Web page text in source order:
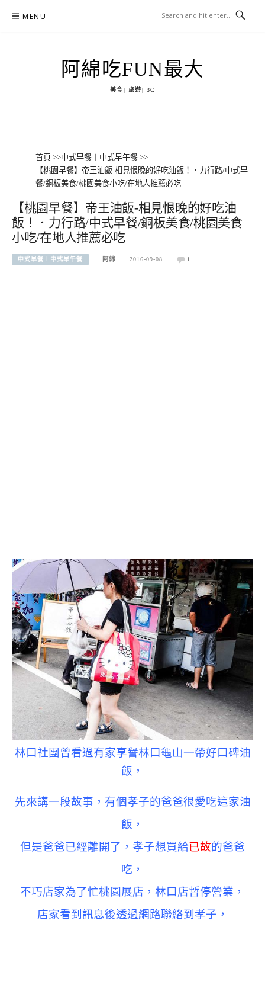
MENU
阿綿吃FUN最大
美食| 旅遊| 3C
首頁 >>中式早餐︱中式早午餐 >>
【桃園早餐】帝王油飯‬-相見恨晚的好吃油飯！．力行路/中式早
餐/銅板美食/桃園美食小吃/在地人推薦必吃
【桃園早餐】帝王油飯‬-相見恨晚的好吃油
飯！．力行路/中式早餐/銅板美食/桃園美食
小吃/在地人推薦必吃
中式早餐︱中式早午餐 阿綿 2016-09-08 1
林口社團曾看過有家享譽林口龜山一帶好口碑油
飯，
先來講一段故事，有個孝子的爸爸很愛吃這家油
飯，
但是爸爸已經離開了， 孝子想買給已故的爸爸
吃，
不巧店家為了忙桃園展店，林口店暫停營業，
店家看到訊息後透過網路聯絡到孝子，